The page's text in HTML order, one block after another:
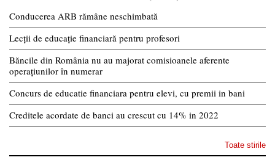
Conducerea ARB rămâne neschimbată
Lecții de educație financiară pentru profesori
Băncile din România nu au majorat comisioanele aferente
operațiunilor în numerar
Concurs de educatie financiara pentru elevi, cu premii in bani
Creditele acordate de banci au crescut cu 14% in 2022
Toate stirile